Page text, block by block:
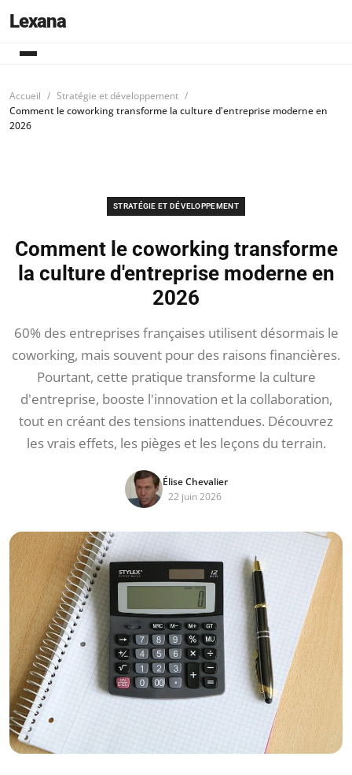
Lexana
Accueil
Stratégie et développement
Comment le coworking transforme la culture d'entreprise moderne en
2026
STRATÉGIE ET DÉVELOPPEMENT
Comment le coworking transforme
la culture d'entreprise moderne en
2026
60% des entreprises françaises utilisent désormais le
coworking, mais souvent pour des raisons financières.
Pourtant, cette pratique transforme la culture
d'entreprise, booste l'innovation et la collaboration,
tout en créant des tensions inattendues. Découvrez
les vrais effets, les pièges et les leçons du terrain.
Élise Chevalier
22 juin 2026